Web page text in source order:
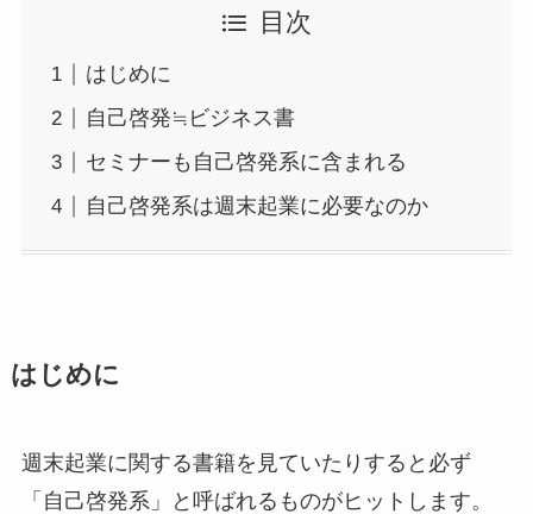
目次
はじめに
自己啓発≒ビジネス書
セミナーも自己啓発系に含まれる
自己啓発系は週末起業に必要なのか
はじめに
週末起業に関する書籍を見ていたりすると必ず
「自己啓発系」と呼ばれるものがヒットします。